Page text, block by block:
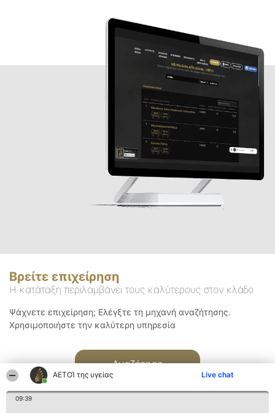
ΑΕΤΟΊ της υγείας Live chat
09:39
Βρείτε επιχείρηση
Η κατάταξη περιλαμβάνει τους καλύτερους στον κλάδο
Ψάχνετε επιχείρηση; Ελέγξτε τη μηχανή αναζήτησης.
Χρησιμοποιήστε την καλύτερη υπηρεσία
Αναζήτηση